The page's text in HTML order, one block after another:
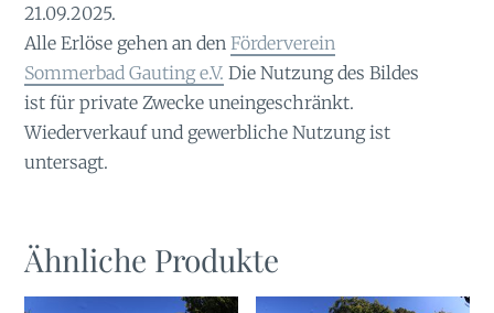
21.09.2025.
Alle Erlöse gehen an denFörderverein
Sommerbad Gauting e.V. Die Nutzung des Bildes
ist für private Zwecke uneingeschränkt.
Wiederverkauf und gewerbliche Nutzung ist
untersagt.
Ähnliche Produkte